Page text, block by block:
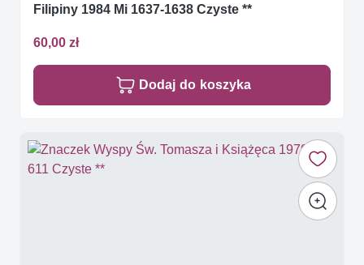
Filipiny 1984 Mi 1637-1638 Czyste **
60,00 zł
Dodaj do koszyka